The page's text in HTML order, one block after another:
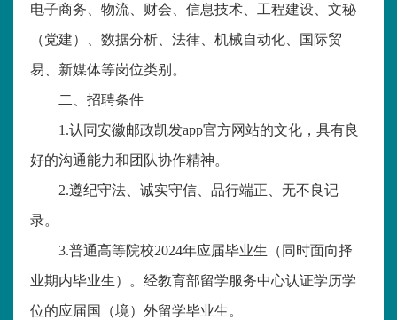
电子商务、物流、财会、信息技术、工程建设、文秘
（党建）、数据分析、法律、机械自动化、国际贸
易、新媒体等岗位类别。
二、招聘条件
1.认同安徽邮政凯发app官方网站的文化，具有良
好的沟通能力和团队协作精神。
2.遵纪守法、诚实守信、品行端正、无不良记
录。
3.普通高等院校2024年应届毕业生（同时面向择
业期内毕业生）。经教育部留学服务中心认证学历学
位的应届国（境）外留学毕业生。